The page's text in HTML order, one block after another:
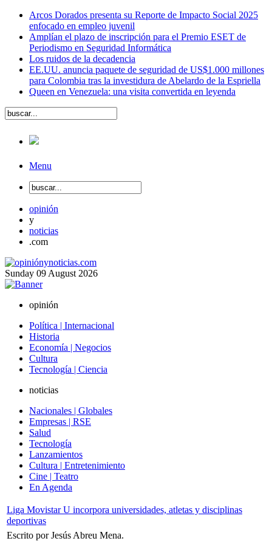
Arcos Dorados presenta su Reporte de Impacto Social 2025
enfocado en empleo juvenil
Amplían el plazo de inscripción para el Premio ESET de
Periodismo en Seguridad Informática
Los ruidos de la decadencia
EE.UU. anuncia paquete de seguridad de US$1.000 millones
para Colombia tras la investidura de Abelardo de la Espriella
Queen en Venezuela: una visita convertida en leyenda
Menu
opinión
y
noticias
.com
Sunday 09 August 2026
opinión
Política | Internacional
Historia
Economía | Negocios
Cultura
Tecnología | Ciencia
noticias
Nacionales | Globales
Empresas | RSE
Salud
Tecnología
Lanzamientos
Cultura | Entretenimiento
Cine | Teatro
En Agenda
Liga Movistar U incorpora universidades, atletas y disciplinas
deportivas
Escrito por Jesús Abreu Mena.